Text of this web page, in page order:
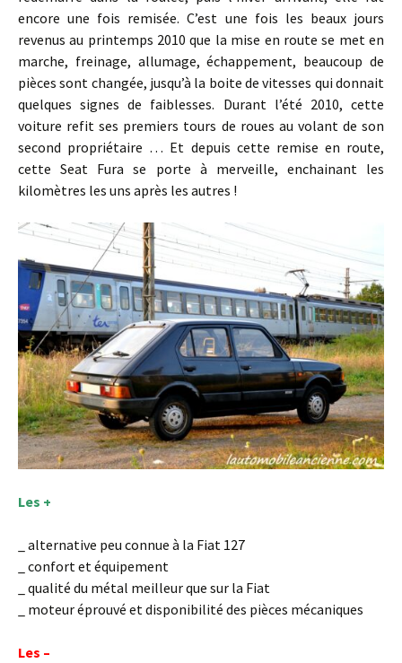
encore une fois remisée. C’est une fois les beaux jours
revenus au printemps 2010 que la mise en route se met en
marche, freinage, allumage, échappement, beaucoup de
pièces sont changée, jusqu’à la boite de vitesses qui donnait
quelques signes de faiblesses. Durant l’été 2010, cette
voiture refit ses premiers tours de roues au volant de son
second propriétaire … Et depuis cette remise en route,
cette Seat Fura se porte à merveille, enchainant les
kilomètres les uns après les autres !
Les +
_ alternative peu connue à la Fiat 127
_ confort et équipement
_ qualité du métal meilleur que sur la Fiat
_ moteur éprouvé et disponibilité des pièces mécaniques
Les –